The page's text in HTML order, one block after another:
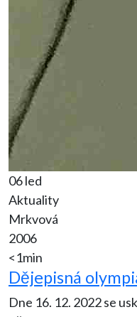
06 led
Aktuality
Mrkvová
2006
<1min
Dějepisná
Dne 16. 12. 2022 se